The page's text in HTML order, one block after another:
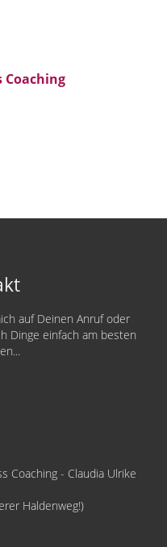
Coaching
auf Deinen Anruf oder
Dinge einfach am besten
Coaching - Claudia Ulrike
Haldenweg!)